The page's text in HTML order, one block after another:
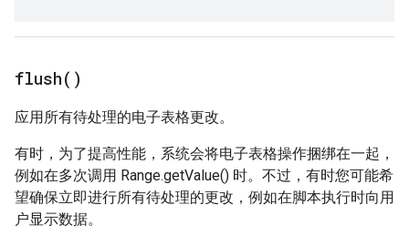
flush( )
应用所有待处理的电子表格更改。
有时，为了提高性能，系统会将电子表格操作捆绑在一起，
例如在多次调用 Range.getValue() 时。不过，有时您可能希
望确保立即进行所有待处理的更改，例如在脚本执行时向用
户显示数据。